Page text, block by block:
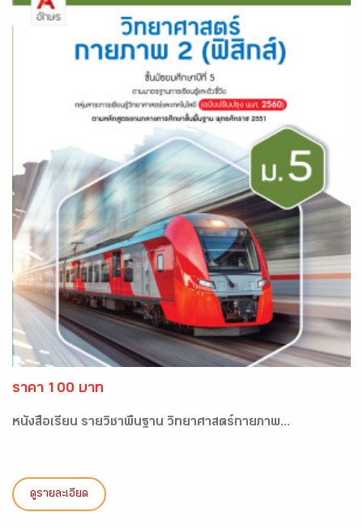
ราคา 100 บาท
หนังสือเรียน รายวิชาพื้นฐาน วิทยาศาสตร์กายภาพ...
ดูรายละเอียด